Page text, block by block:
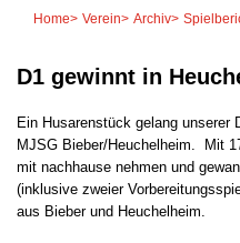
Home> Verein> Archiv>
D1 gewinnt in
Ein Husarenstück gelang unserer
MJSG Bieber/Heuchelheim. Mit
mit nachhause nehmen und
(inklusive zweier
aus Bieber und Heuchelheim.